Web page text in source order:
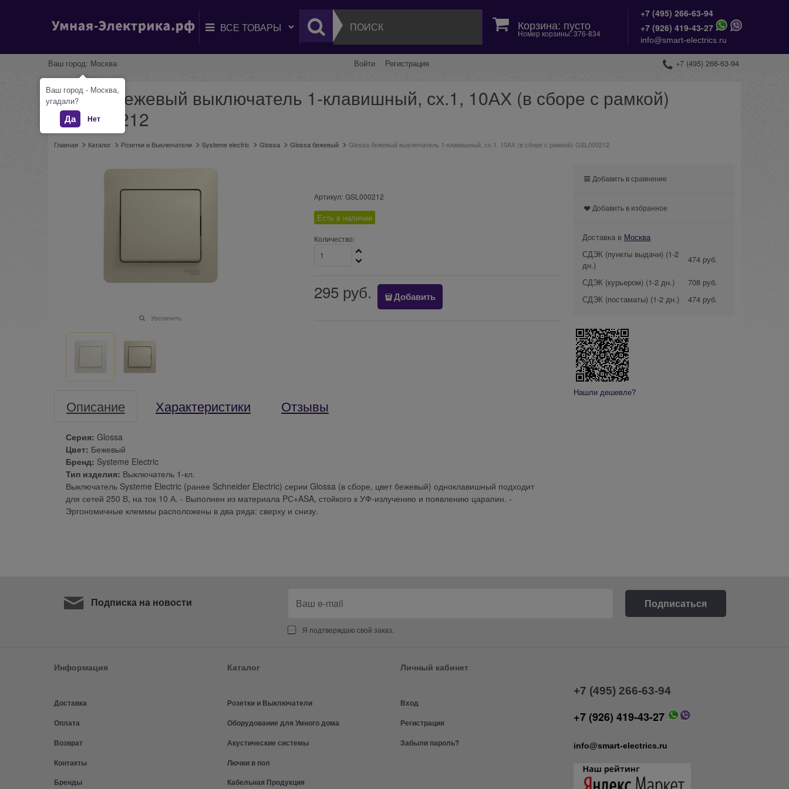
Корзина: пусто
Номер корзины: 376-834
+7 (495) 266-63-94
+7 (926) 419-43-27
info@smart-electrics.ru
Ваш город: Москва Войти Регистрация +7 (495) 266-63-94
Glossa бежевый выключатель 1-клавишный, сх.1, 10АХ (в сборе с рамкой)
GSL000212
Главная Каталог Розетки и Выключатели Systeme electric Glossa Glossa бежевый Glossa бежевый выключатель 1-клавишный, сх.1, 10АХ (в сборе с рамкой) GSL000212
Увеличить
Артикул: GSL000212
Есть в наличии
Количество:
295 руб. Добавить
Описание Характеристики Отзывы
Серия: Glossa
Цвет: Бежевый
Бренд: Systeme Electric
Тип изделия: Выключатель 1-кл.
Выключатель Systeme Electric (ранее Schneider Electric) серии Glossa (в сборе, цвет бежевый) одноклавишный подходит
для сетей 250 В, на ток 10 А. - Выполнен из материала PС+ASA, стойкого к УФ-излучению и появлению царапин. -
Эргономичные клеммы расположены в два ряда: сверху и снизу.
Добавить в сравнение
Добавить в избранное
Доставка в Москва
СДЭК (пункты выдачи) (1-2
дн.)
474 руб.
СДЭК (курьером) (1-2 дн.)
708 руб.
СДЭК (постаматы) (1-2 дн.) 474 руб.
Нашли дешевле?
Подписка на новости
Я подтверждаю свой заказ.
Информация
Доставка
Оплата
Возврат
Контакты
Бренды
Каталог
Розетки и Выключатели
Оборудование для Умного дома
Акустические системы
Лючки в пол
Кабельная Продукция
Личный кабинет
Вход
Регистрация
Забыли пароль?
+7 (495) 266-63-94
+7 (926) 419-43-27
info@smart-electrics.ru
Ваш город - Москва,
угадали?
Да Нет